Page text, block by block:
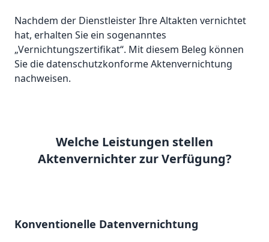
Nachdem der Dienstleister Ihre Altakten vernichtet
hat, erhalten Sie ein sogenanntes
„Vernichtungszertifikat“. Mit diesem Beleg können
Sie die datenschutzkonforme Aktenvernichtung
nachweisen.
Welche Leistungen stellen
Aktenvernichter zur Verfügung?
Konventionelle Datenvernichtung